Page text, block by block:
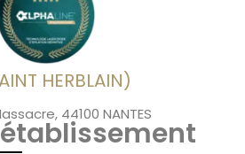
HERBLAIN)
44100 NANTES